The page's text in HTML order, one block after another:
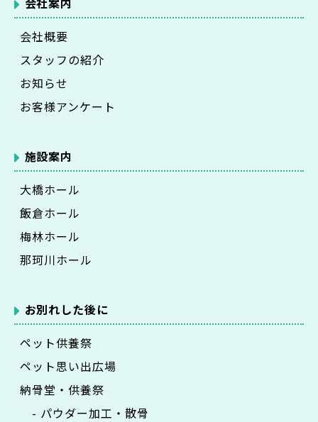
会社概要
スタッフの紹介
お知らせ
お客様アンケート
施設案内
大橋ホール
飯倉ホール
梅林ホール
那珂川ホール
お別れした後に
ペット供養祭
ペット思い出広場
納骨堂・供養祭
- パウダー加工・散骨